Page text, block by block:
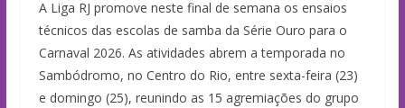
A Liga RJ promove neste final de semana os ensaios
técnicos das escolas de samba da Série Ouro para o
Carnaval 2026. As atividades abrem a temporada no
Sambódromo, no Centro do Rio, entre sexta-feira (23)
e domingo (25), reunindo as 15 agremiações do grupo